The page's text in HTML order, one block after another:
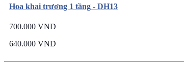
Hoa khai trương 1 tầng - DH13
700.000 VND
640.000 VND